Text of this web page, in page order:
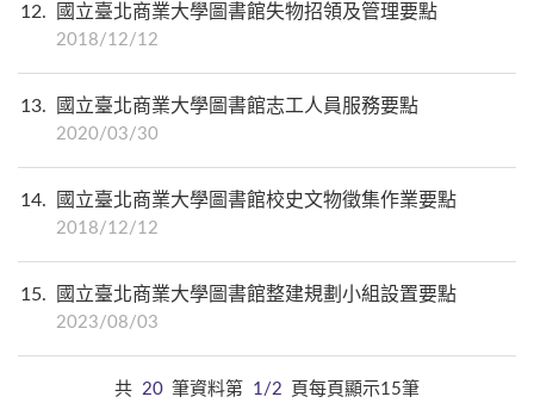
12 國立臺北商業大學圖書館失物招領及管理要點
2018/12/12
13 國立臺北商業大學圖書館志工人員服務要點
2020/03/30
14 國立臺北商業大學圖書館校史文物徵集作業要點
2018/12/12
15 國立臺北商業大學圖書館整建規劃小組設置要點
2023/08/03
共 20 筆資料第 1/2 頁每頁顯示15筆